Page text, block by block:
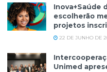
Inova+Saúde
escolherão
projetos
22 DE JUNHO DE
Unimed